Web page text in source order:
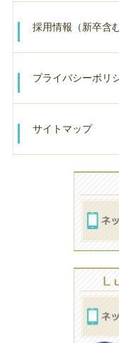
採用情報（新卒含む
プライバシーポリ
サイトマップ